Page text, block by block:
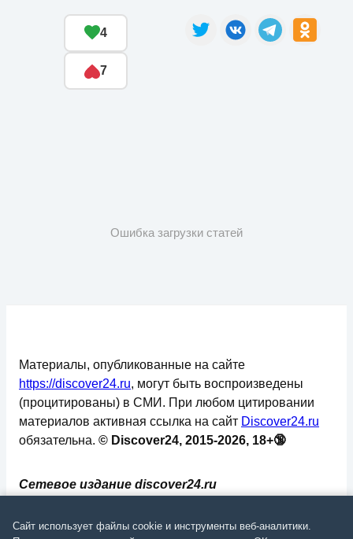
4
7
Ошибка загрузки статей
Сетевое издание discover24.ru
надзору в сфере связи, информационных
Материалы, опубликованные на сайте
https://discover24.ru, могут быть воспроизведены
(процитированы) в СМИ. При любом цитировании
материалов активная ссылка на сайт Discover24.ru
обязательна. © Discover24, 2015-2026, 18+🔞
Сайт использует файлы cookie и инструменты веб-аналитики.